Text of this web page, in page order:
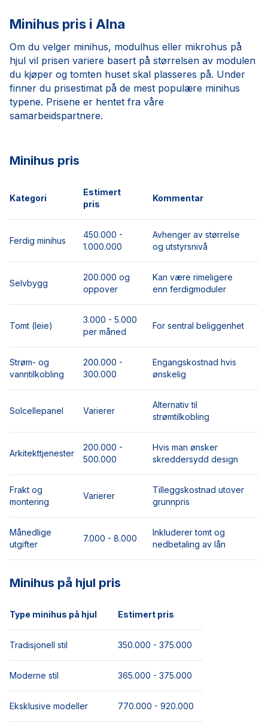
Minihus pris i Alna
Om du velger minihus, modulhus eller mikrohus på
hjul vil prisen variere basert på størrelsen av modulen
du kjøper og tomten huset skal plasseres på. Under
finner du prisestimat på de mest populære minihus
typene. Prisene er hentet fra våre
samarbeidspartnere.
Minihus pris
Kategori
Estimert
pris
Kommentar
Ferdig minihus
450.000 -
1.000.000
Avhenger av størrelse
og utstyrsnivå
Selvbygg
200.000 og
oppover
Kan være rimeligere
enn ferdigmoduler
Tomt (leie)
3.000 - 5.000
per måned
For sentral beliggenhet
Strøm- og
vanntilkobling
200.000 -
300.000
Engangskostnad hvis
ønskelig
Solcellepanel Varierer
Alternativ til
strømtilkobling
Arkitekttjenester
200.000 -
500.000
Hvis man ønsker
skreddersydd design
Frakt og
montering
Varierer
Tilleggskostnad utover
grunnpris
Månedlige
utgifter
7.000 - 8.000
Inkluderer tomt og
nedbetaling av lån
Minihus på hjul pris
Type minihus på hjul Estimert pris
Tradisjonell stil 350.000 - 375.000
Moderne stil 365.000 - 375.000
Eksklusive modeller 770.000 - 920.000